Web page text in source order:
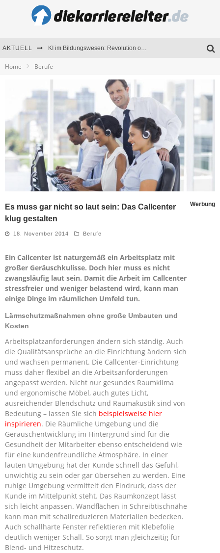
AKTUELL KI im Bildungswesen: Revolution oder Risiko für Schulen und Universitäten?
Home Berufe
Es muss gar nicht so laut sein: Das Callcenter
klug gestalten
Werbung
18. November 2014 Berufe
Ein Callcenter ist naturgemäß ein Arbeitsplatz mit
großer Geräuschkulisse. Doch hier muss es nicht
zwangsläufig laut sein. Damit die Arbeit im Callcenter
stressfreier und weniger belastend wird, kann man
einige Dinge im räumlichen Umfeld tun.
Lärmschutzmaßnahmen ohne große Umbauten und
Kosten
Arbeitsplatzanforderungen ändern sich ständig. Auch
die Qualitätsansprüche an die Einrichtung ändern sich
und wachsen permanent. Die Callcenter-Einrichtung
muss daher flexibel an die Arbeitsanforderungen
angepasst werden. Nicht nur gesundes Raumklima
und ergonomische Möbel, auch gutes Licht,
ausreichender Blendschutz und Raumakustik sind von
Bedeutung – lassen Sie sich beispielsweise hier
inspirieren. Die Räumliche Umgebung und die
Geräuschentwicklung im Hintergrund sind für die
Gesundheit der Mitarbeiter ebenso entscheidend wie
für eine kundenfreundliche Atmosphäre. In einer
lauten Umgebung hat der Kunde schnell das Gefühl,
unwichtig zu sein oder gar übersehen zu werden. Eine
ruhige Umgebung vermittelt den Eindruck, dass der
Kunde im Mittelpunkt steht. Das Raumkonzept lässt
sich leicht anpassen. Wandflächen in Schreibtischnähe
kann man mit schallreduzieren Materialien bedecken.
Auch schallharte Fenster reflektieren mit Klebefolie
deutlich weniger Schall. So sorgt man gleichzeitig für
Blend- und Hitzeschutz.